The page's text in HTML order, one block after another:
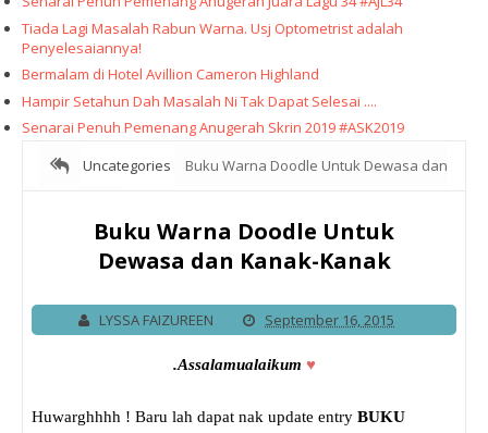
Tiada Lagi Masalah Rabun Warna. Usj Optometrist adalah
Penyelesaiannya!
Bermalam di Hotel Avillion Cameron Highland
Hampir Setahun Dah Masalah Ni Tak Dapat Selesai ....
Senarai Penuh Pemenang Anugerah Skrin 2019 #ASK2019
Uncategories
Buku Warna Doodle Untuk Dewasa dan
Buku Warna Doodle Untuk
Dewasa dan Kanak-Kanak
LYSSA FAIZUREEN September 16, 2015
.Assalamualaikum ♥
Huwarghhhh ! Baru lah dapat nak update entry BUKU